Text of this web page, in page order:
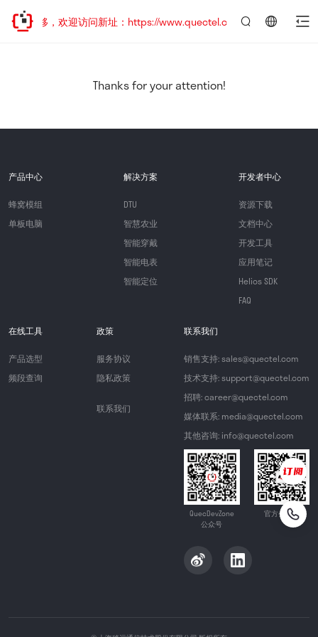
址已迁移，欢迎访问新址：https://www.quectel.com.cn
Thanks for your attention!
产品中心
蜂窝模组
单板电脑
解决方案
DTU
智慧农业
智能穿戴
智能电表
智能定位
开发者中心
资源下载
文档中心
开发工具
应用笔记
Helios SDK
FAQ
在线工具
产品选型
频段查询
政策
服务协议
隐私政策
联系我们
联系我们
销售支持: sales@quectel.com
技术支持: support@quectel.com
招聘: career@quectel.com
媒体联系: media@quectel.com
其他咨询: info@quectel.com
QuecDevZone
公众号
官方公众号